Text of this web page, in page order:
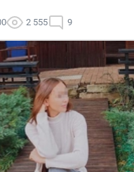
2 555 9